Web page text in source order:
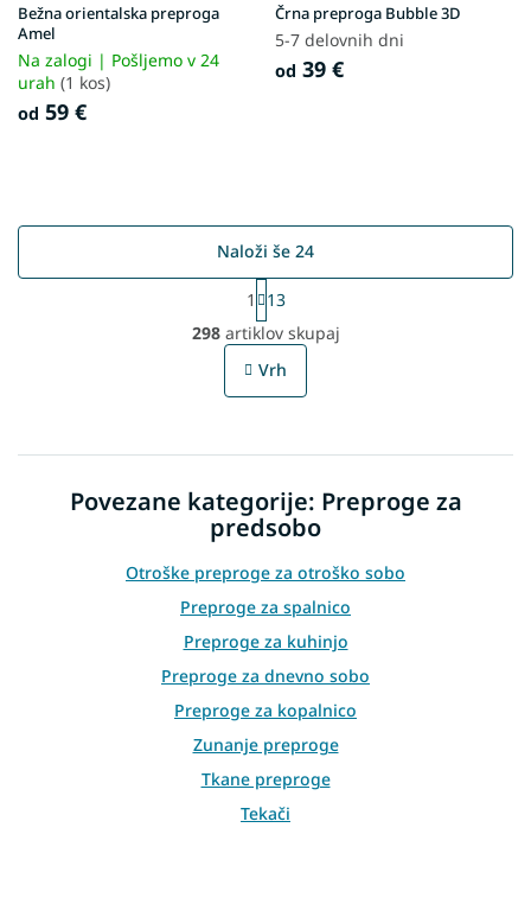
Bežna orientalska preproga
Amel
Na zalogi | Pošljemo v 24
urah (1 kos)
od 59 €
Črna preproga Bubble 3D
5-7 delovnih dni
od 39 €
L
i
s
g
o
n
t
r
o
l
s
Naloži še 24
P
a
g
i
n
o
1
13
298artiklov skupaj
Vrh
Povezane kategorije: Preproge za
predsobo
Otroške preproge za otroško sobo
Preproge za spalnico
Preproge za kuhinjo
Preproge za dnevno sobo
Preproge za kopalnico
Zunanje preproge
Tkane preproge
Tekači